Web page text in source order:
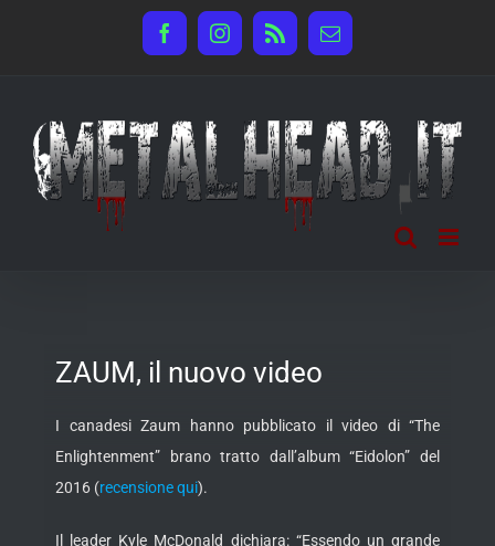
FacebookInstagram
Rss Email
ZAUM, il nuovo video
I canadesi Zaum hanno pubblicato il video di “The
Enlightenment” brano tratto dall’album “Eidolon” del
2016 (recensione qui).
Il leader Kyle McDonald dichiara: “Essendo un grande